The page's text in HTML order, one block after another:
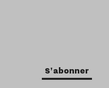
S'abonner